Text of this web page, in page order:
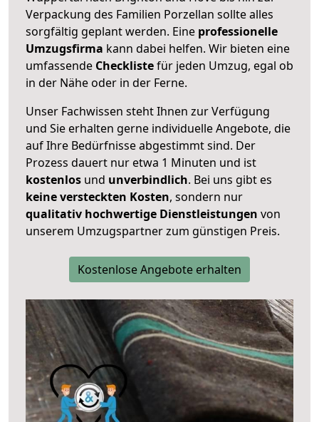
Verpackung des Familien Porzellan sollte alles
sorgfältig geplant werden. Eine professionelle
Umzugsfirma kann dabei helfen. Wir bieten eine
umfassende Checklistefür jeden Umzug, egal ob
in der Nähe oder in der Ferne.
Unser Fachwissen steht Ihnen zur Verfügung
und Sie erhalten gerne individuelle Angebote, die
auf Ihre Bedürfnisse abgestimmt sind. Der
Prozess dauert nur etwa 1 Minuten und ist
kostenlos und unverbindlich. Bei uns gibt es
keine versteckten Kosten, sondern nur
qualitativ hochwertige Dienstleistungen von
unserem Umzugspartner zum günstigen Preis.
Kostenlose Angebote erhalten